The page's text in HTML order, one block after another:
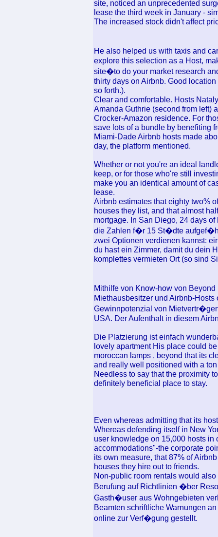
site, noticed an unprecedented
lease the third week in January -
The increased stock didn't affect
He also helped us with taxis and
explore this selection as a Host,
site�to do your market research
thirty days on Airbnb. Good
so forth.).
Clear and comfortable. Hosts
Amanda Guthrie (second from left)
Crocker-Amazon residence. For
save lots of a bundle by benefiting
Miami-Dade Airbnb hosts made
day, the platform mentioned.
Whether or not you're an ideal
keep, or for those who're still
make you an identical amount of
lease.
Airbnb estimates that eighty two%
houses they list, and that almost
mortgage. In San Diego, 24 days
die Zahlen f�r 15 St�dte
zwei Optionen verdienen kannst:
du hast ein Zimmer, damit du dein
komplettes vermieten Ort (so sind
Mithilfe von Know-how von
Miethausbesitzer und Airbnb-
Gewinnpotenzial von
USA. Der Aufenthalt in diesem
Die Platzierung ist einfach
lovely apartment His place could
moroccan lamps , beyond that its
and really well positioned with a
Needless to say that the proximity
definitely beneficial place to stay.
Even whereas admitting that its
Whereas defending itself in New
user knowledge on 15,000 hosts
accommodations"-the corporate
its own measure, that 87% of
houses they hire out to friends.
Non-public room rentals would
Berufung auf Richtlinien �ber
Gasth�user aus Wohngebieten
Beamten schriftliche Warnungen
online zur Verf�gung gestellt.